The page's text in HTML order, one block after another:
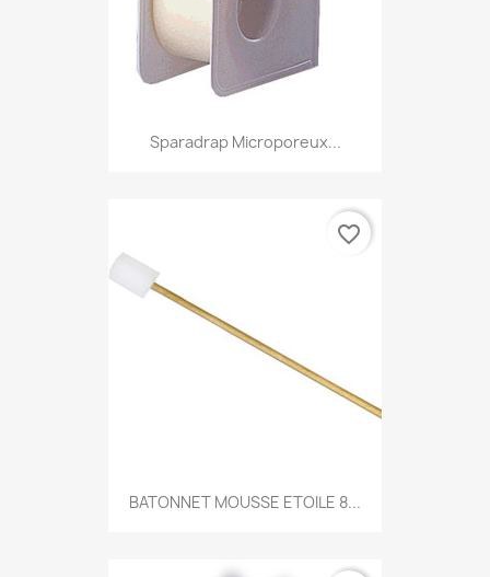
Sparadrap Microporeux...
BATONNET MOUSSE ETOILE 8...
favorite_border